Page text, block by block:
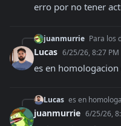
erro por no tener
juanmurrie Para los dos primeros
Lucas 6/25/26, 8:27 PM
es en homologacion
Lucas es en
juanmurrie 6/25/26,